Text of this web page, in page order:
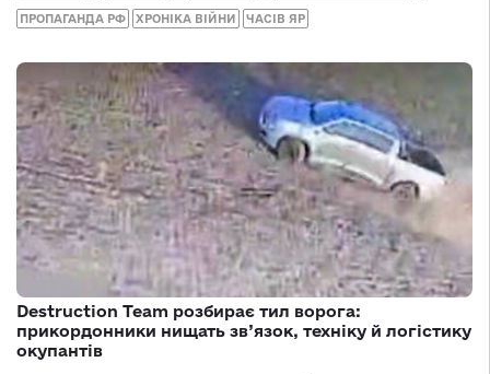
ПРОПАГАНДА РФ ХРОНІКА ВІЙНИ ЧАСІВ ЯР
Destruction Team розбирає тил ворога:
прикордонники нищать зв’язок, техніку й логістику
окупантів